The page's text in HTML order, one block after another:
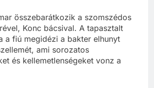
összebarátkozik a szomszédos
Konc bácsival. A tapasztalt
a fiú megidézi a bakter elhunyt
ami sorozatos
és kellemetlenségeket vonz a